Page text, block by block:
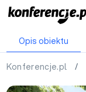
Opis obiektu
Konferencje.pl /